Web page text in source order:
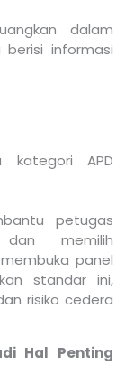
dalam
informasi
kategori APD
petugas
memilih
panel
standar ini,
risiko cedera
Hal Penting